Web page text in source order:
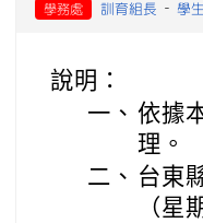
學務處 訓育組長 - 學
說明：
一、 依據
理。
二、 台東
（星